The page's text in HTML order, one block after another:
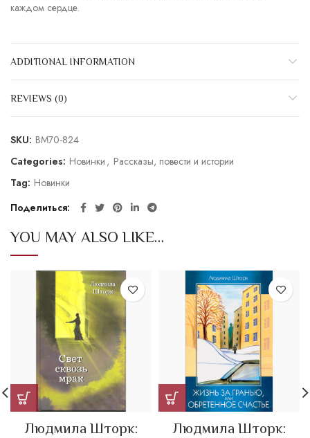
каждом сердце.
ADDITIONAL INFORMATION
REVIEWS (0)
SKU: BM70-824
Categories: Новинки , Рассказы, повести и истории
Tag: Новинки
Поделиться
YOU MAY ALSO LIKE…
Людмила Шторк:
Людмила Шторк: